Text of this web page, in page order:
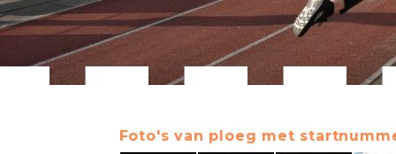
Foto's van ploeg met